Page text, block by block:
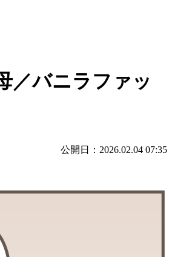
／バニラファッ
公開日：2026.02.04 07:35